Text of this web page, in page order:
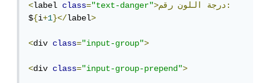
<label class="text-danger" >درجة اللون
رقم:
${i+1}</label>
<div class="input-group">
<div class="input-group-prepend">